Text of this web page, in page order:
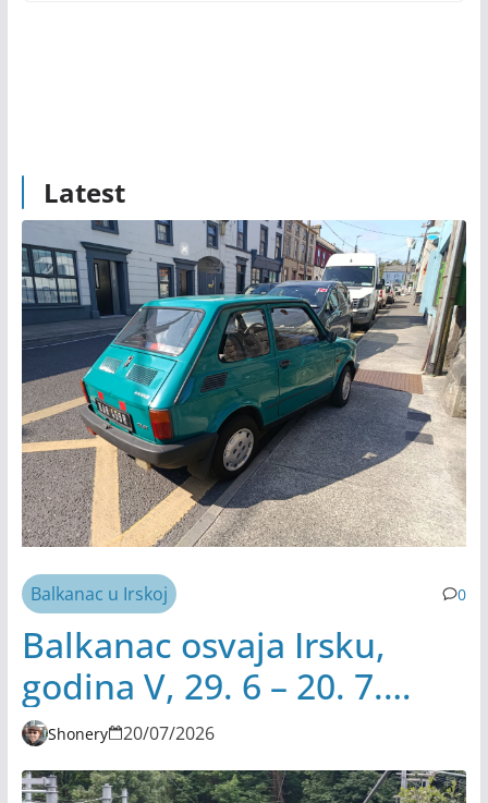
Latest
Balkanac u Irskoj 0
Balkanac osvaja Irsku,
godina V, 29. 6 – 20. 7.
2026.
Shonery 20/07/2026